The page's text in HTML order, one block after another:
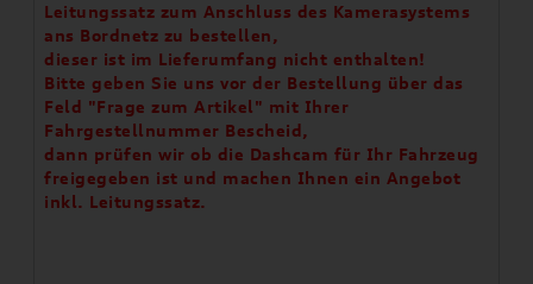
Leitungssatz zum Anschluss des Kamerasystems
ans Bordnetz zu bestellen,
dieser ist im Lieferumfang nicht enthalten!
Bitte geben Sie uns vor der Bestellung über das
Feld "Frage zum Artikel" mit Ihrer
Fahrgestellnummer Bescheid,
dann prüfen wir ob die Dashcam für Ihr Fahrzeug
freigegeben ist und machen Ihnen ein Angebot
inkl. Leitungssatz.